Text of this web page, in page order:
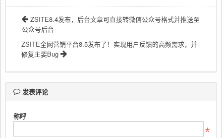
ZSITE8.4发布，后台文章可直接转微信公众号格式并推送至
公众号后台
ZSITE全网营销平台8.5发布了！实现用户反馈的高频需求，并
修复主要Bug
发表评论
称呼